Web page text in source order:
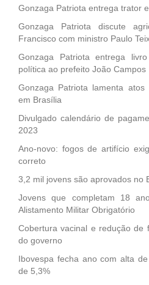
Gonzaga Patriota entrega trator
Gonzaga Patriota discute
Francisco com ministro Paulo
Gonzaga Patriota entrega
política ao prefeito João Campos
Gonzaga Patriota lamenta atos
em Brasília
Divulgado calendário de
2023
Ano-novo: fogos de artifício
correto
3,2 mil jovens são aprovados no
Jovens que completam 18
Alistamento Militar Obrigatório
Cobertura vacinal e redução de
do governo
Ibovespa fecha ano com alta
de 5,3%